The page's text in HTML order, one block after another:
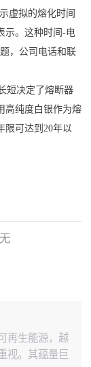
虚拟的熔化时间
示。这种时间-电
，公司电话和联
短决定了熔断器
高纯度白银作为熔
限可达到 20年以
再生能源，越
视。其蕴量巨